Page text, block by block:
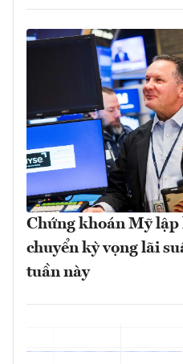
Chứng khoán Mỹ
chuyển kỳ vọng lãi
tuần này